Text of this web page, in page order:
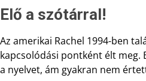
Elő a szótárral!
Az amerikai Rachel 1994-ben
kapcsolódási pontként élt meg.
a nyelvet, ám gyakran nem